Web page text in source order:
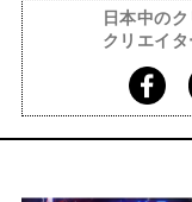
日本中の
クリエイ